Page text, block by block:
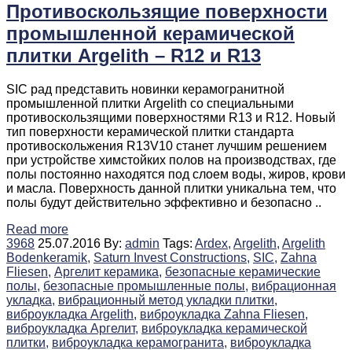
Противоскользящие поверхности
промышленной керамической
плитки Argelith – R12 и R13
SIC рад представить новинки керамогранитной
промышленной плитки Argelith со специальными
противоскользящими поверхностями R13 и R12. Новый
тип поверхности керамической плитки стандарта
противоскольжения R13V10 станет лучшим решением
при устройстве химстойких полов на производствах, где
полы постоянно находятся под слоем воды, жиров, крови
и масла. Поверхность данной плитки уникальна тем, что
полы будут действительно эффективно и безопасно ..
Read more
3968 25.07.2016 By: admin Tags: Ardex, Argelith, Argelith
Bodenkeramik, Saturn Invest Constructions, SIC, Zahna
Fliesen, Аргелит керамика, безопасные керамические
полы, безопасные промышленные полы, вибрационная
укладка, вибрационный метод укладки плитки,
виброукладка Argelith, виброукладка Zahna Fliesen,
виброукладка Аргелит, виброукладка керамической
плитки, виброукладка керамогранита, виброукладка